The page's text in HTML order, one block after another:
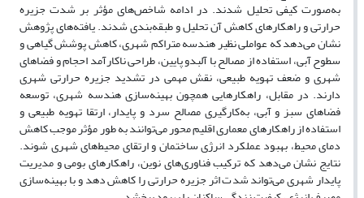
به‌صورت کیفی تحلیل شدند. در ادامه شاخص‌های مؤثر بر شدت جزیره
حرارتی و راهکارهای کاهش آن تحلیل و طبقه‌بندی شدند. یافته‌های پژوهش
نشان می‌دهد که عواملی نظیر هندسه متراکم شهری، کاهش پوشش گیاهی و
سطوح آبی، استفاده از مصالح با آلبدو پایین، طراحی ناکارآمد احجام و فضاهای
شهری و ضعف تهویه طبیعی، نقش مهمی در تشدید جزیره حرارتی شهری
دارند. در مقابل، راهکارهایی همچون بهینه‌سازی هندسه شهری، توسعه
فضاهای سبز و آبی، به‌کارگیری مصالح سرد و پایدار، ارتقا تهویه طبیعی و
استفاده از راهکارهای معماری اقلیم محور می‌توانند به طور مؤثر موجب کاهش
دمای محیط، بهبود عملکرد انرژی ساختمان و ارتقای محیط‌های شهری شوند.
نتایج نشان می‌‌دهد که ترکیب فناوری‌های نوین، راهکارهای بومی و مدیریت
پایدار شهری می‌‌تواند شدت اثر جزیره حرارتی را کاهش دهد و با بهینه‌سازی